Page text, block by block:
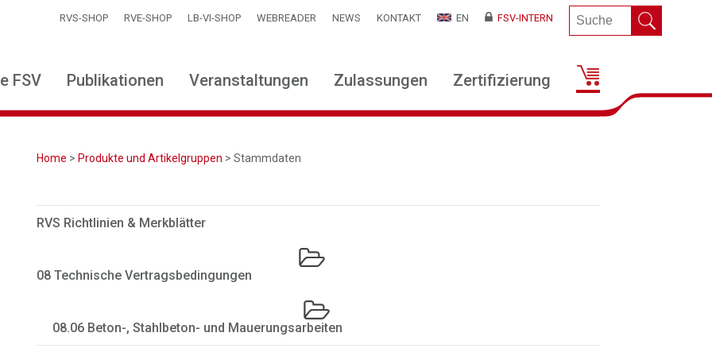
RVS-SHOP RVE-SHOP LB-VI-SHOP WEBREADER NEWS KONTAKT EN FSV-INTERN
FSV Publikationen Veranstaltungen Zulassungen Zertifizierung
Home > Produkte und Artikelgruppen > Stammdaten
RVS Richtlinien & Merkblätter
08 Technische Vertragsbedingungen
08.06 Beton-, Stahlbeton- und Mauerungsarbeiten